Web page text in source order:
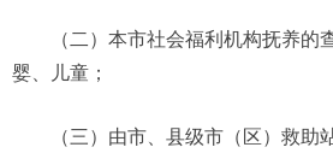
（二）本市社会福利机构抚养的
婴、儿童；
（三）由市、县级市（区）救助